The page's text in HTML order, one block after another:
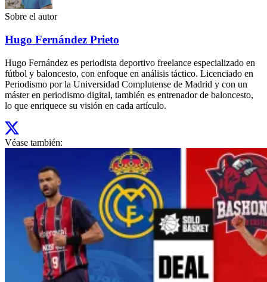
Sobre el autor
Hugo Fernández Prieto
Hugo Fernández es periodista deportivo freelance especializado en
fútbol y baloncesto, con enfoque en análisis táctico. Licenciado en
Periodismo por la Universidad Complutense de Madrid y con un
máster en periodismo digital, también es entrenador de baloncesto,
lo que enriquece su visión en cada artículo.
Véase también: